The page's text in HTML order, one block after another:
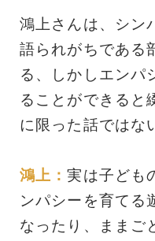
鴻上さんは、シン
語られがちである
る、しかしエンパ
ることができると
に限った話ではな
鴻上：実は子ども
ンパシーを育てる
なったり、ままご